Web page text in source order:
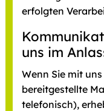
erfolgten
uns im
Wenn Sie mit
bereitgestellte
telefonisch),